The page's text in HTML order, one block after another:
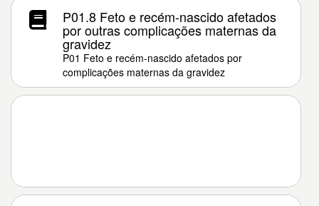
P01.8 Feto e recém-nascido afetados
por outras complicações maternas da
gravidez
P01 Feto e recém-nascido afetados por
complicações maternas da gravidez